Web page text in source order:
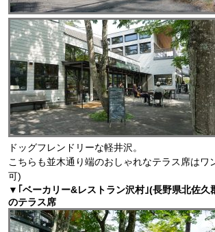
ドッグフレンドリーな軽井沢。
こちらも並木通り端のおしゃれなテラス席はワ
可)
▼｢ベーカリー&レストラン沢村｣(長野県北佐久
のテラス席